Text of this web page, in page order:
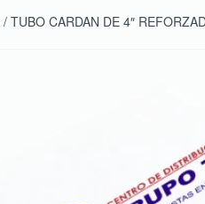
/ TUBO CARDAN DE 4″